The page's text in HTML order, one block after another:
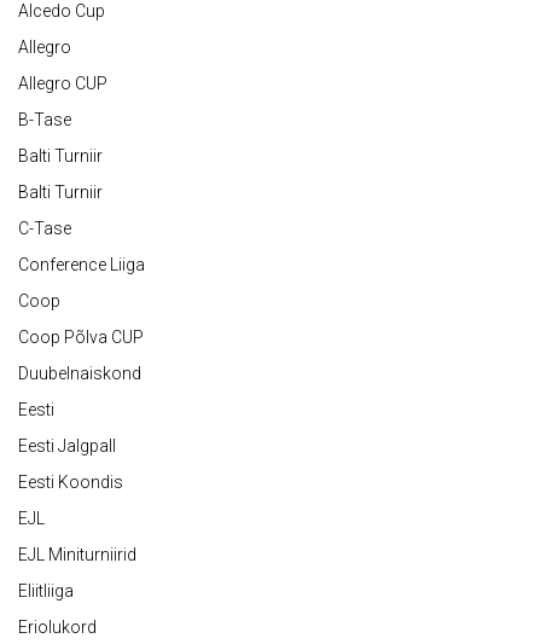
Alcedo Cup
Allegro
Allegro CUP
B-Tase
Balti Turniir
Balti Turniir
C-Tase
Conference Liiga
Coop
Coop Põlva CUP
Duubelnaiskond
Eesti
Eesti Jalgpall
Eesti Koondis
EJL
EJL Miniturniirid
Eliitliiga
Eriolukord